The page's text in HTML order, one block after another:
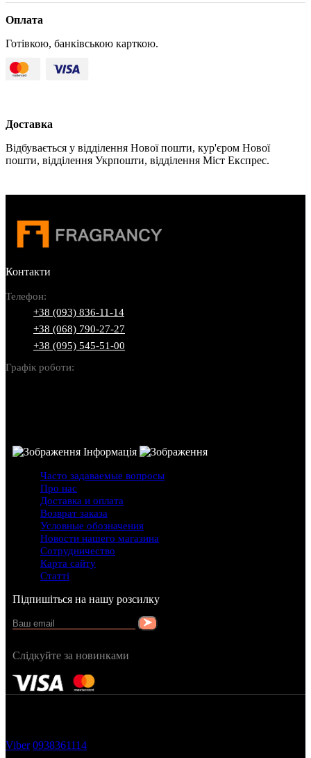
Оплата
Готівкою, банківською карткою.
Доставка
Відбувається у відділення Нової пошти, кур'єром Нової
пошти, відділення Укрпошти, відділення Міст Експрес.
Контакти
Телефон:
+38 (093) 836-11-14
+38 (068) 790-27-27
+38 (095) 545-51-00
Графік роботи:
Інформація
Часто задаваемые вопросы
Про нас
Доставка и оплата
Возврат заказа
Условные обозначения
Новости нашего магазина
Сотрудничество
Карта сайту
Статті
Підпишіться на нашу розсилку
Слідкуйте за новинками
Viber 0938361114